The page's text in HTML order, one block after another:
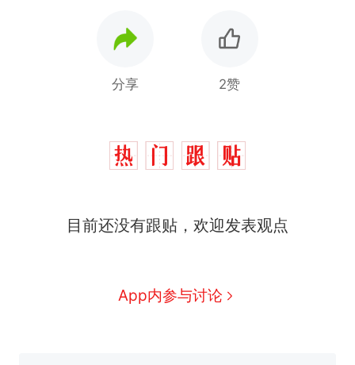
分享 2赞
目前还没有跟贴，欢迎发表观点
App内参与讨论
热
西班牙飞地休达边境，摩洛
洛哥涌入西班牙
号，仅凭视频评出？中国烹饪
140多朵
美国一场追捕行动中，一男子